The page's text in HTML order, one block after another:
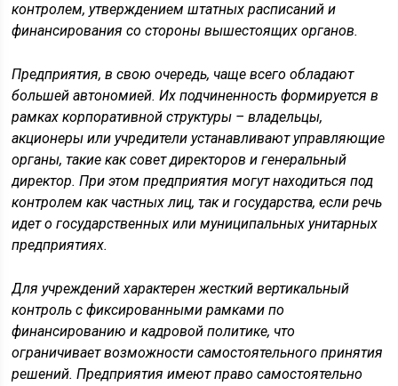
контролем, утверждением штатных расписаний и
финансирования со стороны вышестоящих органов.
Предприятия, в свою очередь, чаще всего обладают
большей автономией. Их подчиненность формируется в
рамках корпоративной структуры – владельцы,
акционеры или учредители устанавливают управляющие
органы, такие как совет директоров и генеральный
директор. При этом предприятия могут находиться под
контролем как частных лиц, так и государства, если речь
идет о государственных или муниципальных унитарных
предприятиях.
Для учреждений характерен жесткий вертикальный
контроль с фиксированными рамками по
финансированию и кадровой политике, что
ограничивает возможности самостоятельного принятия
решений. Предприятия имеют право самостоятельно